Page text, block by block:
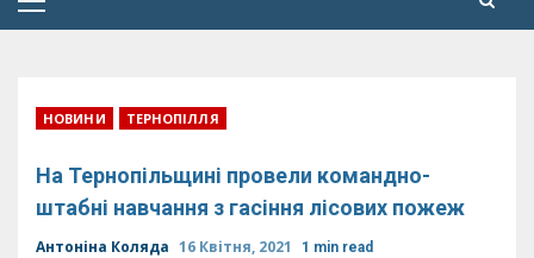
Primary
НОВИНИ ТЕРНОПІЛЛЯ
На Тернопільщині провели командно-
штабні навчання з гасіння лісових пожеж
Антоніна Коляда 16 Квітня, 2021 1 min read